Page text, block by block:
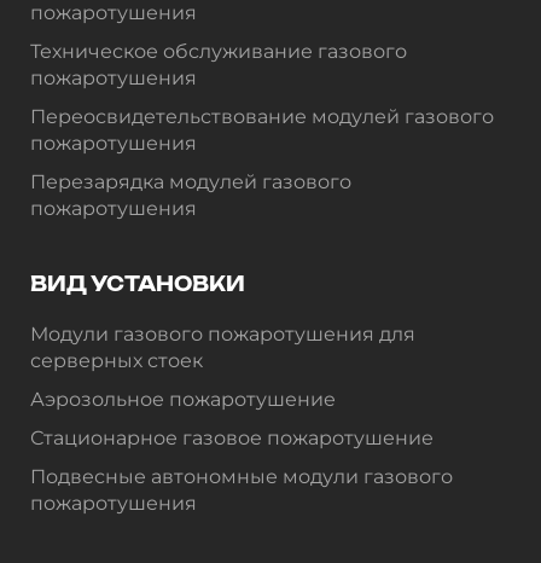
пожаротушения
Техническое обслуживание газового
пожаротушения
Переосвидетельствование модулей газового
пожаротушения
Перезарядка модулей газового
пожаротушения
ВИД УСТАНОВКИ
Модули газового пожаротушения для
серверных стоек
Аэрозольное пожаротушение
Стационарное газовое пожаротушение
Подвесные автономные модули газового
пожаротушения